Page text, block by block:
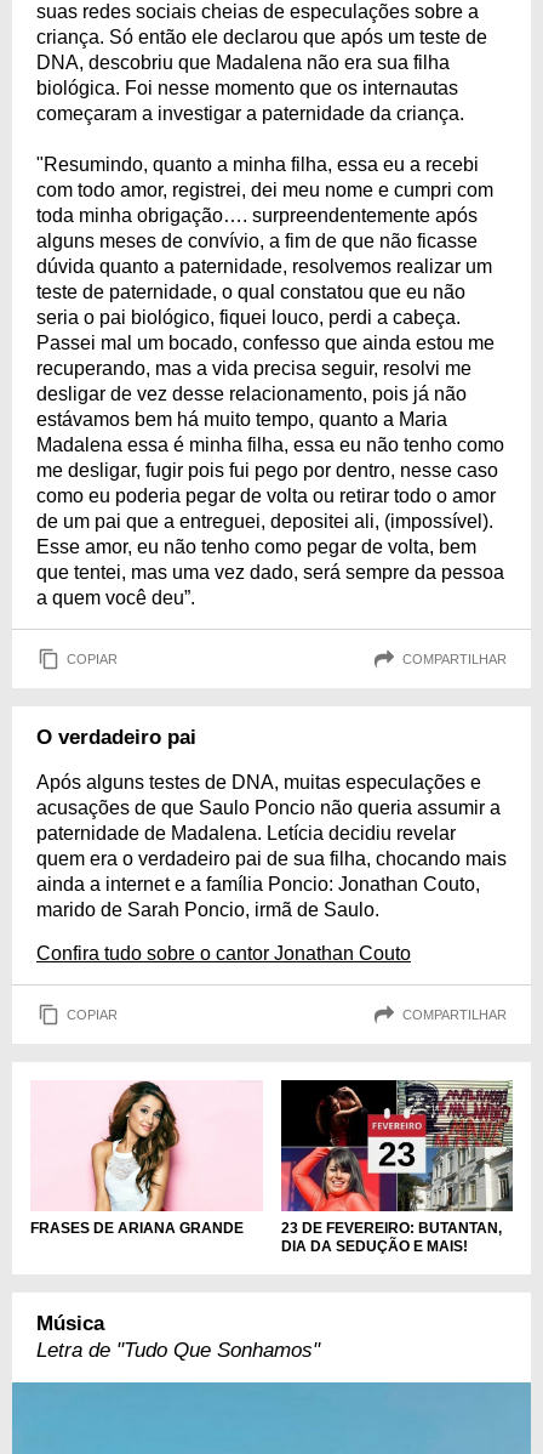
suas redes sociais cheias de especulações sobre a
criança. Só então ele declarou que após um teste de
DNA, descobriu que Madalena não era sua filha
biológica. Foi nesse momento que os internautas
começaram a investigar a paternidade da criança.
"Resumindo, quanto a minha filha, essa eu a recebi
com todo amor, registrei, dei meu nome e cumpri com
toda minha obrigação…. surpreendentemente após
alguns meses de convívio, a fim de que não ficasse
dúvida quanto a paternidade, resolvemos realizar um
teste de paternidade, o qual constatou que eu não
seria o pai biológico, fiquei louco, perdi a cabeça.
Passei mal um bocado, confesso que ainda estou me
recuperando, mas a vida precisa seguir, resolvi me
desligar de vez desse relacionamento, pois já não
estávamos bem há muito tempo, quanto a Maria
Madalena essa é minha filha, essa eu não tenho como
me desligar, fugir pois fui pego por dentro, nesse caso
como eu poderia pegar de volta ou retirar todo o amor
de um pai que a entreguei, depositei ali, (impossível).
Esse amor, eu não tenho como pegar de volta, bem
que tentei, mas uma vez dado, será sempre da pessoa
a quem você deu”.
COPIAR COMPARTILHAR
O verdadeiro pai
Após alguns testes de DNA, muitas especulações e
acusações de que Saulo Poncio não queria assumir a
paternidade de Madalena. Letícia decidiu revelar
quem era o verdadeiro pai de sua filha, chocando mais
ainda a internet e a família Poncio: Jonathan Couto,
marido de Sarah Poncio, irmã de Saulo.
Confira tudo sobre o cantor Jonathan Couto
COPIAR COMPARTILHAR
FRASES DE ARIANA GRANDE
23 DE FEVEREIRO: BUTANTAN,
DIA DA SEDUÇÃO E MAIS!
Música
Letra de "Tudo Que Sonhamos"